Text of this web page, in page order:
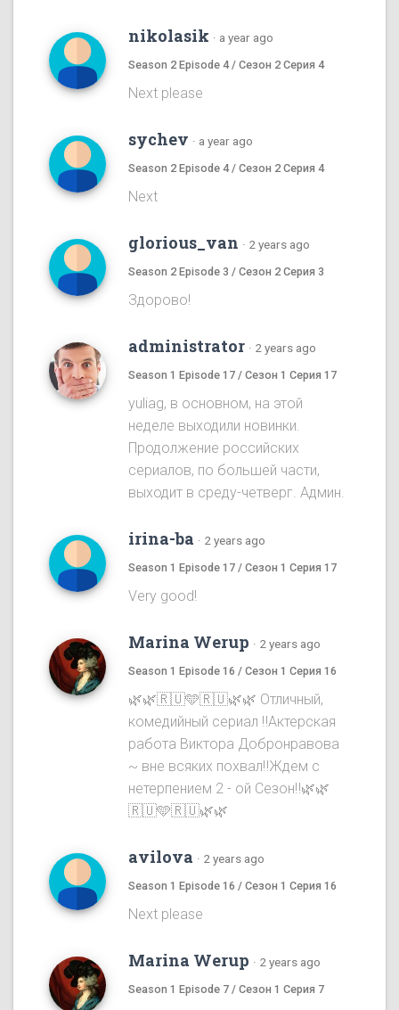
nikolasik · a year ago
Season 2 Episode 4 / Сезон 2 Серия 4
Next please
sychev · a year ago
Season 2 Episode 4 / Сезон 2 Серия 4
Next
glorious_van · 2 years ago
Season 2 Episode 3 / Сезон 2 Серия 3
Здорово!
administrator · 2 years ago
Season 1 Episode 17 / Сезон 1 Серия 17
yuliag, в основном, на этой
неделе выходили новинки.
Продолжение российских
сериалов, по большей части,
выходит в среду-четверг. Админ.
irina-ba · 2 years ago
Season 1 Episode 17 / Сезон 1 Серия 17
Very good!
Marina Werup · 2 years ago
Season 1 Episode 16 / Сезон 1 Серия 16
🌿🌿🇷🇺🩵🇷🇺🌿🌿 Отличный,
комедийный сериал ‼️Актерская
работа Виктора Добронравова
~ вне всяких похвал‼️Ждем с
нетерпением 2 - ой Сезон‼️🌿🌿
🇷🇺🩵🇷🇺🌿🌿
avilova · 2 years ago
Season 1 Episode 16 / Сезон 1 Серия 16
Next please
Marina Werup · 2 years ago
Season 1 Episode 7 / Сезон 1 Серия 7